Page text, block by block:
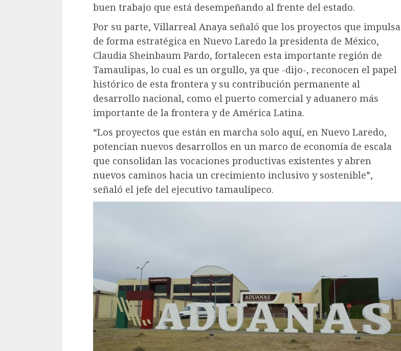
buen trabajo que está desempeñando al frente del estado.
Por su parte, Villarreal Anaya señaló que los proyectos que impulsa
de forma estratégica en Nuevo Laredo la presidenta de México,
Claudia Sheinbaum Pardo, fortalecen esta importante región de
Tamaulipas, lo cual es un orgullo, ya que -dijo-, reconocen el papel
histórico de esta frontera y su contribución permanente al
desarrollo nacional, como el puerto comercial y aduanero más
importante de la frontera y de América Latina.
“Los proyectos que están en marcha solo aquí, en Nuevo Laredo,
potencian nuevos desarrollos en un marco de economía de escala
que consolidan las vocaciones productivas existentes y abren
nuevos caminos hacia un crecimiento inclusivo y sostenible”,
señaló el jefe del ejecutivo tamaulipeco.